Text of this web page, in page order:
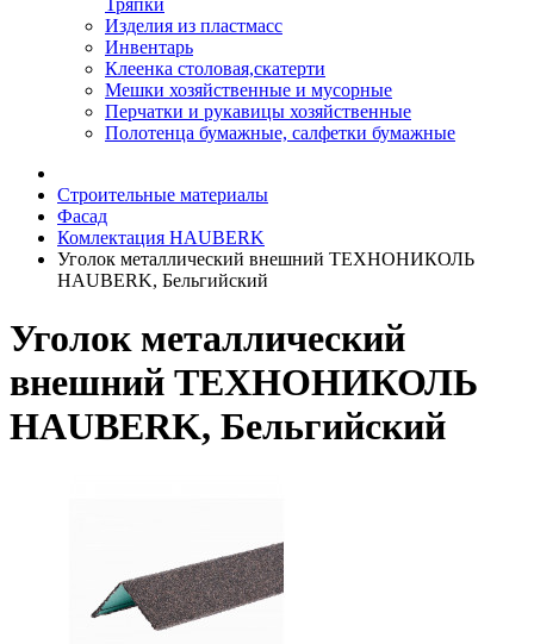
Тряпки
Изделия из пластмасс
Инвентарь
Клеенка столовая,скатерти
Мешки хозяйственные и мусорные
Перчатки и рукавицы хозяйственные
Полотенца бумажные, салфетки бумажные
Строительные материалы
Фасад
Комлектация HAUBERK
Уголок металлический внешний ТЕХНОНИКОЛЬ
HAUBERK, Бельгийский
Уголок металлический
внешний ТЕХНОНИКОЛЬ
HAUBERK, Бельгийский